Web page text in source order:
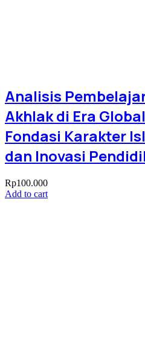
Analisis
Akhlak di Era
Fondasi Karakter
dan Inovasi
Rp100.000
Add to cart